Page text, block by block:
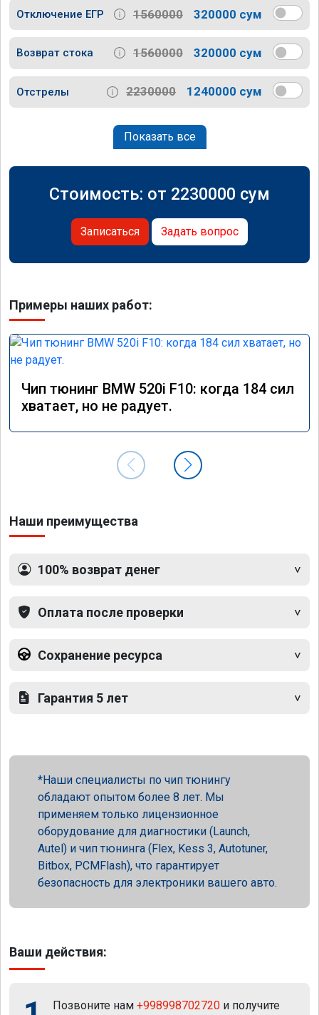
Отключение ЕГР 1560000 320000 сум
Возврат стока 1560000 320000 сум
Отстрелы 2230000 1240000 сум
Показать все
Стоимость: от 2230000 сум
Записаться Задать вопрос
Примеры наших работ:
Чип тюнинг BMW 520i F10: когда 184 сил
хватает, но не радует.
Наши преимущества
100% возврат денег
Оплата после проверки
Сохранение ресурса
Гарантия 5 лет
Наши специалисты по чип тюнингу
обладают опытом более 8 лет. Мы
применяем только лицензионное
оборудование для диагностики (Launch,
Autel) и чип тюнинга (Flex, Kess 3, Autotuner,
Bitbox, PCMFlash), что гарантирует
безопасность для электроники вашего авто.
Ваши действия:
Позвоните нам +998998702720 и получите